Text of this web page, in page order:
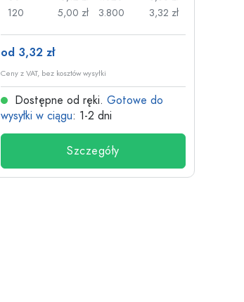
120
5,00 zł
3.800
3,32 zł
od 3,32 zł
Ceny z VAT, bez kosztów wysyłki
Dostępne od ręki. Gotowe do
wysyłki w ciągu: 1-2 dni
Szczegóły